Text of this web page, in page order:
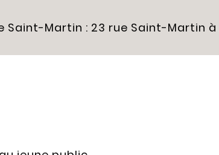
Saint-Martin : 23 rue Saint-Martin à